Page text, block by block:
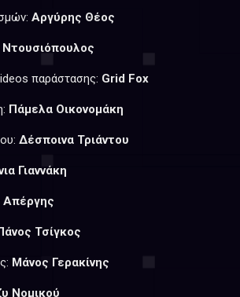
Αργύρης Θέος
Ντουσιόπουλος
παράστασης: Grid Fox
Πάμελα Οικονομάκη
Δέσποινα Τριάντου
Γιαννάκη
Απέργης
Τσίγκος
Μάνος Γερακίνης
Νομικού